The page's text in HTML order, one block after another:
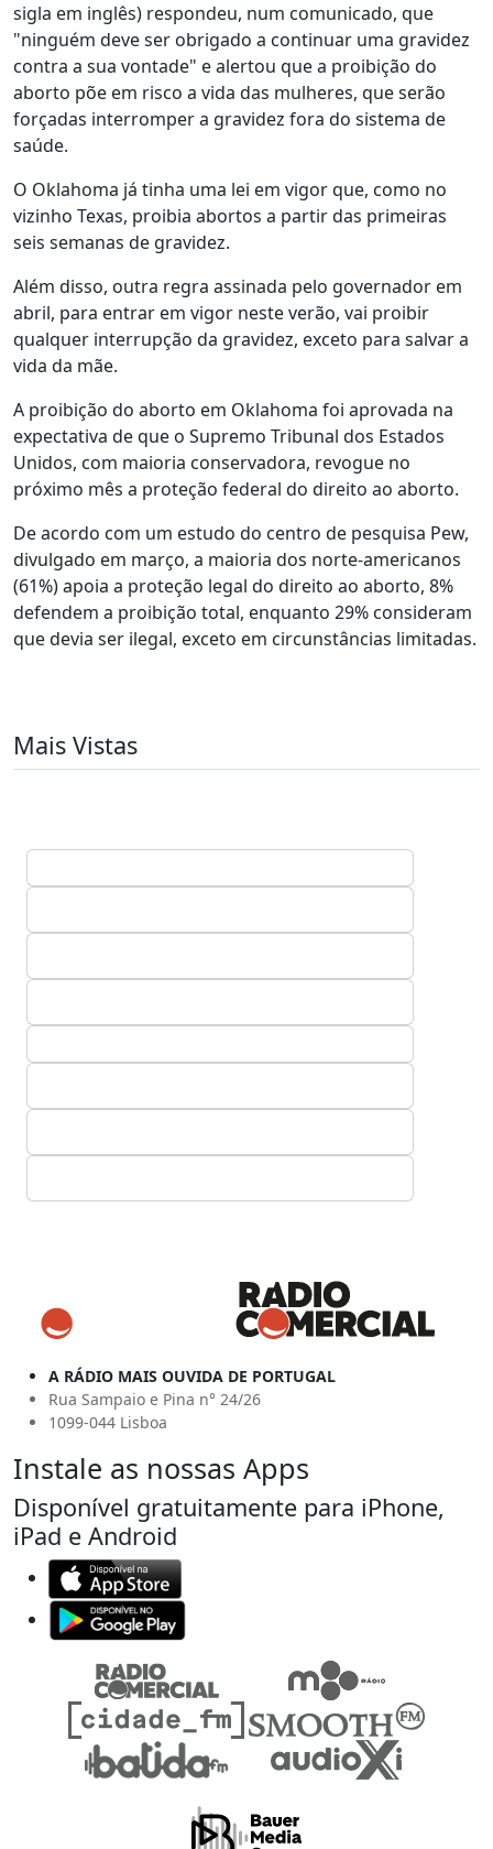
sigla em inglês) respondeu, num comunicado, que
"ninguém deve ser obrigado a continuar uma gravidez
contra a sua vontade" e alertou que a proibição do
aborto põe em risco a vida das mulheres, que serão
forçadas interromper a gravidez fora do sistema de
saúde.
O Oklahoma já tinha uma lei em vigor que, como no
vizinho Texas, proibia abortos a partir das primeiras
seis semanas de gravidez.
Além disso, outra regra assinada pelo governador em
abril, para entrar em vigor neste verão, vai proibir
qualquer interrupção da gravidez, exceto para salvar a
vida da mãe.
A proibição do aborto em Oklahoma foi aprovada na
expectativa de que o Supremo Tribunal dos Estados
Unidos, com maioria conservadora, revogue no
próximo mês a proteção federal do direito ao aborto.
De acordo com um estudo do centro de pesquisa Pew,
divulgado em março, a maioria dos norte-americanos
(61%) apoia a proteção legal do direito ao aborto, 8%
defendem a proibição total, enquanto 29% consideram
que devia ser ilegal, exceto em circunstâncias limitadas.
Mais Vistas
A RÁDIO MAIS OUVIDA DE PORTUGAL
Rua Sampaio e Pina n° 24/26
1099-044 Lisboa
Instale as nossas Apps
Disponível gratuitamente para iPhone,
iPad e Android